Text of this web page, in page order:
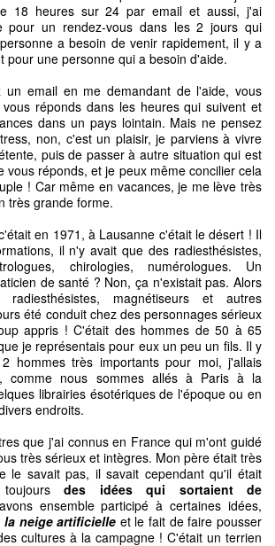
18 heures sur 24 par email et aussi, j'ai
pour un rendez-vous dans les 2 jours qui
a besoin de venir rapidement, il y a
pour une personne qui a besoin d'aide.
un email en me demandant de l'aide, vous
réponds dans les heures qui suivent et
dans un pays lointain. Mais ne pensez
non, c'est un plaisir, je parviens à vivre
puis de passer à autre situation qui est
vous réponds, et je peux même concilier cela
! Car même en vacances, je me lève très
très grande forme.
en 1971, à Lausanne c'était le désert ! Il
il n'y avait que des radiesthésistes,
chirologies, numérologues. Un
de santé ? Non, ça n'existait pas. Alors
magnétiseurs et autres
été conduit chez des personnages sérieux
appris ! C'était des hommes de 50 à 65
je représentais pour eux un peu un fils. Il y
hommes très importants pour moi, j'allais
comme nous sommes allés à Paris à la
librairies ésotériques de l'époque ou en
endroits.
que j'ai connus en France qui m'ont guidé
très sérieux et intègres. Mon père était très
le savait pas, il savait cependant qu'il était
des idées qui sortaient de
ensemble participé à certaines idées,
la neige artificielle et le fait de faire pousser
cultures à la campagne ! C'était un terrien